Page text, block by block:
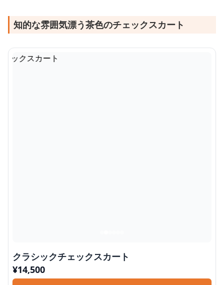
知的な雰囲気漂う茶色のチェックスカート
クラシックチェックスカート
¥14,500